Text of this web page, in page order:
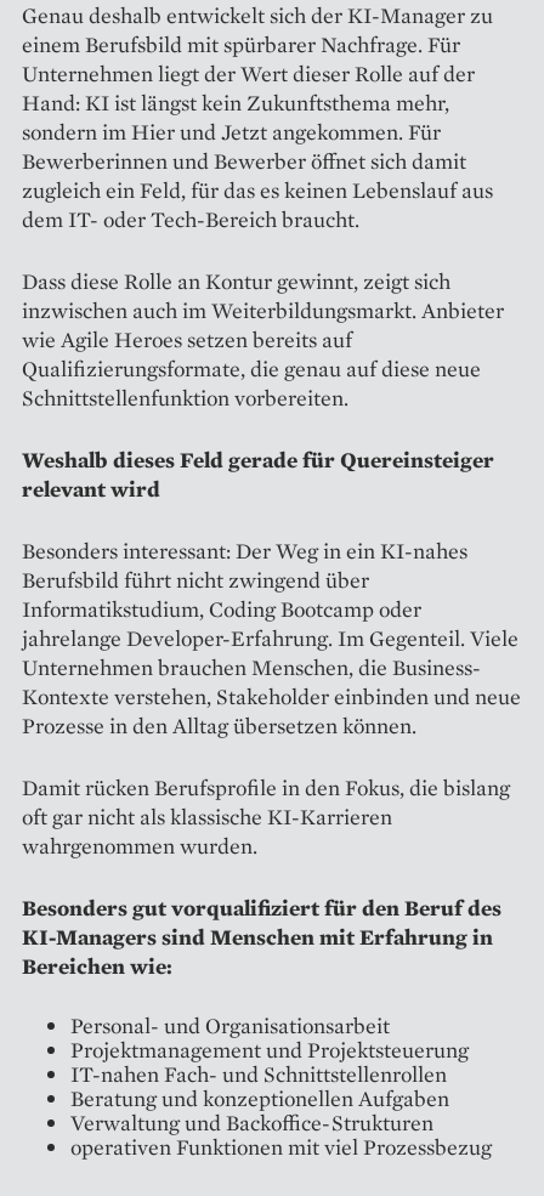
Genau deshalb entwickelt sich der KI-Manager zu
einem Berufsbild mit spürbarer Nachfrage. Für
Unternehmen liegt der Wert dieser Rolle auf der
Hand: KI ist längst kein Zukunftsthema mehr,
sondern im Hier und Jetzt angekommen. Für
Bewerberinnen und Bewerber öffnet sich damit
zugleich ein Feld, für das es keinen Lebenslauf aus
dem IT- oder Tech-Bereich braucht.
Dass diese Rolle an Kontur gewinnt, zeigt sich
inzwischen auch im Weiterbildungsmarkt. Anbieter
wie Agile Heroes setzen bereits auf
Qualifizierungsformate, die genau auf diese neue
Schnittstellenfunktion vorbereiten.
Weshalb dieses Feld gerade für Quereinsteiger
relevant wird
Besonders interessant: Der Weg in ein KI-nahes
Berufsbild führt nicht zwingend über
Informatikstudium, Coding Bootcamp oder
jahrelange Developer-Erfahrung. Im Gegenteil. Viele
Unternehmen brauchen Menschen, die Business-
Kontexte verstehen, Stakeholder einbinden und neue
Prozesse in den Alltag übersetzen können.
Damit rücken Berufsprofile in den Fokus, die bislang
oft gar nicht als klassische KI-Karrieren
wahrgenommen wurden.
Besonders gut vorqualifiziert für den Beruf des
KI-Managers sind Menschen mit Erfahrung in
Bereichen wie:
Personal- und Organisationsarbeit
Projektmanagement und Projektsteuerung
IT-nahen Fach- und Schnittstellenrollen
Beratung und konzeptionellen Aufgaben
Verwaltung und Backoffice-Strukturen
operativen Funktionen mit viel Prozessbezug